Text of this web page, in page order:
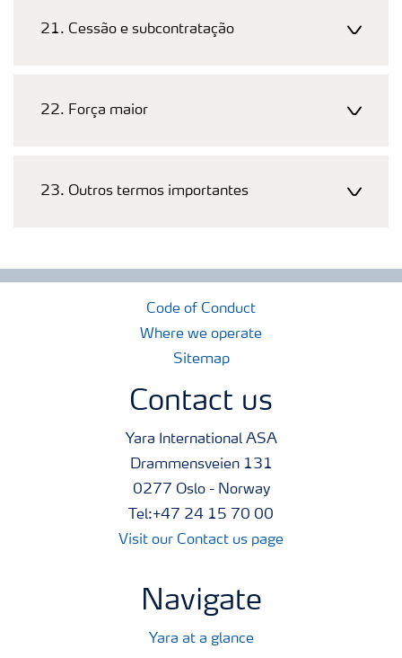
21. Cessão e subcontratação
22. Força maior
23. Outros termos importantes
Code of Conduct
Where we operate
Sitemap
Contact us
Yara International ASA
Drammensveien 131
0277 Oslo - Norway
Tel:+47 24 15 70 00
Visit our Contact us page
Navigate
Yara at a glance